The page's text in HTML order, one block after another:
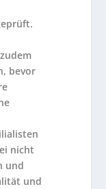
bevor
nicht
und
und